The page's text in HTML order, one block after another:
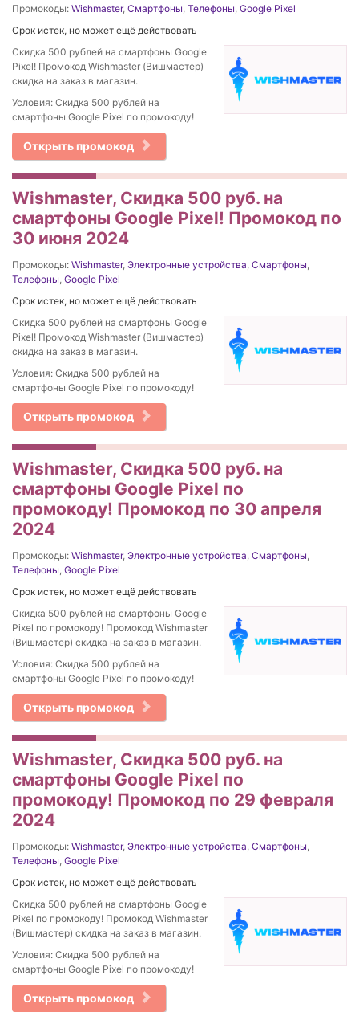
Промокоды: Wishmaster, Смартфоны, Телефоны, Google Pixel
Срок истек, но может ещё действовать
Скидка 500 рублей на смартфоны Google
Pixel! Промокод Wishmaster (Вишмастер)
скидка на заказ в магазин.
Условия: Скидка 500 рублей на
смартфоны Google Pixel по промокоду!
Открыть промокод
Wishmaster, Скидка 500 руб. на
смартфоны Google Pixel! Промокод по
30 июня 2024
Промокоды: Wishmaster, Электронные устройства, Смартфоны,
Телефоны, Google Pixel
Срок истек, но может ещё действовать
Скидка 500 рублей на смартфоны Google
Pixel! Промокод Wishmaster (Вишмастер)
скидка на заказ в магазин.
Условия: Скидка 500 рублей на
смартфоны Google Pixel по промокоду!
Открыть промокод
Wishmaster, Скидка 500 руб. на
смартфоны Google Pixel по
промокоду! Промокод по 30 апреля
2024
Промокоды: Wishmaster, Электронные устройства, Смартфоны,
Телефоны, Google Pixel
Срок истек, но может ещё действовать
Скидка 500 рублей на смартфоны Google
Pixel по промокоду! Промокод Wishmaster
(Вишмастер) скидка на заказ в магазин.
Условия: Скидка 500 рублей на
смартфоны Google Pixel по промокоду!
Открыть промокод
Wishmaster, Скидка 500 руб. на
смартфоны Google Pixel по
промокоду! Промокод по 29 февраля
2024
Промокоды: Wishmaster, Электронные устройства, Смартфоны,
Телефоны, Google Pixel
Срок истек, но может ещё действовать
Скидка 500 рублей на смартфоны Google
Pixel по промокоду! Промокод Wishmaster
(Вишмастер) скидка на заказ в магазин.
Условия: Скидка 500 рублей на
смартфоны Google Pixel по промокоду!
Открыть промокод